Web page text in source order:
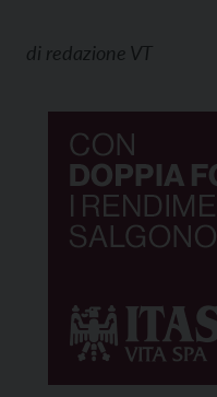
di redazione VT